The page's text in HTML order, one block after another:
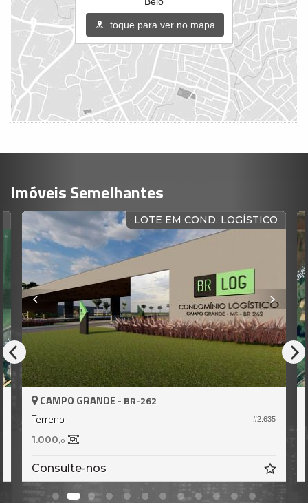
toque para ver no mapa
Imóveis Semelhantes
LOTE EM COND. LOGÍSTICO
#2.635
CAMPO GRANDE - BR-262
Terreno
1.000,0
Consulte-nos